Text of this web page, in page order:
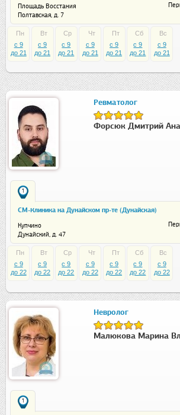
Площадь Восстания
Полтавская, д. 7
Пн
c 9
до 21
Вт
c 9
до 21
Ср
c 9
до 21
Чт
c 9
до 21
Пт
c 9
до 21
Сб
c 9
до 21
Вс
c 9
до 21
Ревматолог
Форсюк Дмитрий
1
СМ-Клиника на Дунайском пр-те (Дунайская)
Купчино
Дунайский, д. 47
Пн
c 9
до 22
Вт
c 9
до 22
Ср
c 9
до 22
Чт
c 9
до 22
Пт
c 9
до 22
Сб
c 9
до 22
Вс
c 9
до 22
Невролог
Малюкова Марина
1